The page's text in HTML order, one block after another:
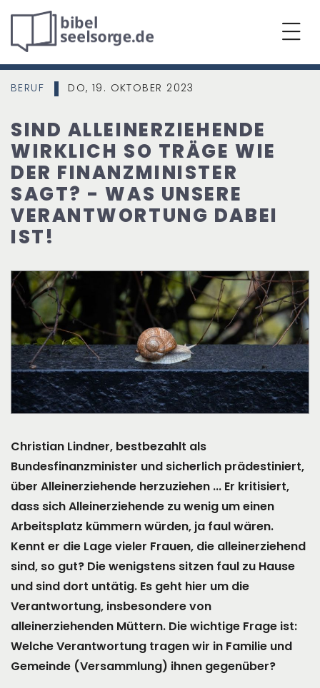
BERUF DO, 19. OKTOBER 2023
SIND ALLEINERZIEHENDE
WIRKLICH SO TRÄGE WIE
DER FINANZMINISTER
SAGT? - WAS UNSERE
VERANTWORTUNG DABEI
IST!
Christian Lindner, bestbezahlt als
Bundesfinanzminister und sicherlich prädestiniert,
über Alleinerziehende herzuziehen ... Er kritisiert,
dass sich Alleinerziehende zu wenig um einen
Arbeitsplatz kümmern würden, ja faul wären.
Kennt er die Lage vieler Frauen, die alleinerziehend
sind, so gut? Die wenigstens sitzen faul zu Hause
und sind dort untätig. Es geht hier um die
Verantwortung, insbesondere von
alleinerziehenden Müttern. Die wichtige Frage ist:
Welche Verantwortung tragen wir in Familie und
Gemeinde (Versammlung) ihnen gegenüber?